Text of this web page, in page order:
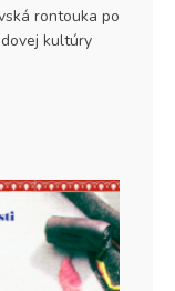
rontouka po
kultúry